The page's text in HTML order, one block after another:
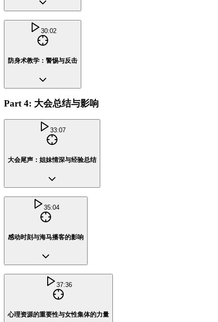
30:02
防身术教学：警惕与反击
Part 4: 大会总结与影响
33:07
大会尾声：姐妹情深与经验总结
35:04
感动时刻与海马播客的影响
37:36
心理资源的重要性与女性集体的力量